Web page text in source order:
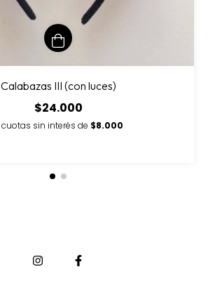
Calabazas III (con luces)
$24.000
cuotas sin interés de $8.000